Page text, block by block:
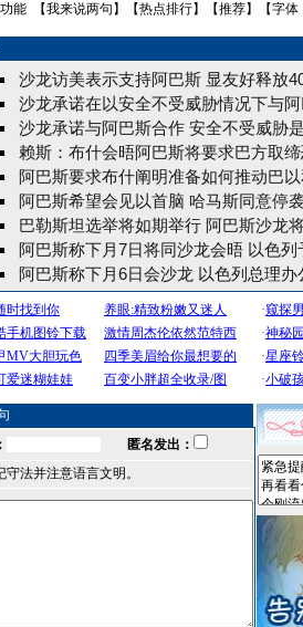
能 【我来说两句 】【热点排行】【推荐】【字体
沙龙访美表示支持阿巴斯 显友好释放
沙龙承诺在以安全不受威胁情况下与
沙龙承诺与阿巴斯合作 安全不受威胁
赖斯：布什会晤阿巴斯将要求巴方取
阿巴斯要求布什阐明准备如何推动巴
阿巴斯希望会见以首脑 哈马斯同意停
巴勒斯坦选举将如期举行 阿巴斯沙龙
阿巴斯称下月7日将同沙龙会晤 以色列
阿巴斯称下月6日会沙龙 以色列总理办
匿名发出：
守法并注意语言文明。